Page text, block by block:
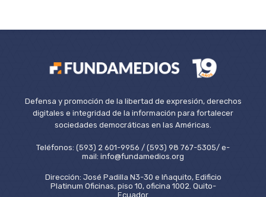
Defensa y promoción de la libertad de expresión, derechos
digitales e integridad de la información para fortalecer
sociedades democráticas en las Américas.
Teléfonos: (593) 2 601-9956 / (593) 98 767-5305/ e-
mail: info@fundamedios.org
Dirección: José Padilla N3-30 e Iñaquito, Edificio
Platinum Oficinas, piso 10, oficina 1002. Quito-
Ecuador